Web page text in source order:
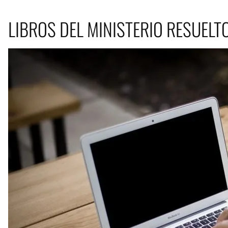
LIBROS DEL MINISTERIO